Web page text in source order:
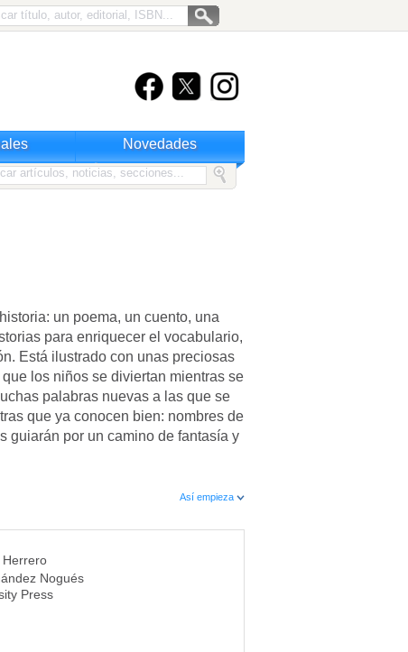
Novedades
un poema, un cuento, una
para enriquecer el vocabulario,
Está ilustrado con unas preciosas
los niños se diviertan mientras se
palabras nuevas a las que se
que ya conocen bien: nombres de
guiarán por un camino de fantasía y
Así empieza
Herrero
Nogués
Press